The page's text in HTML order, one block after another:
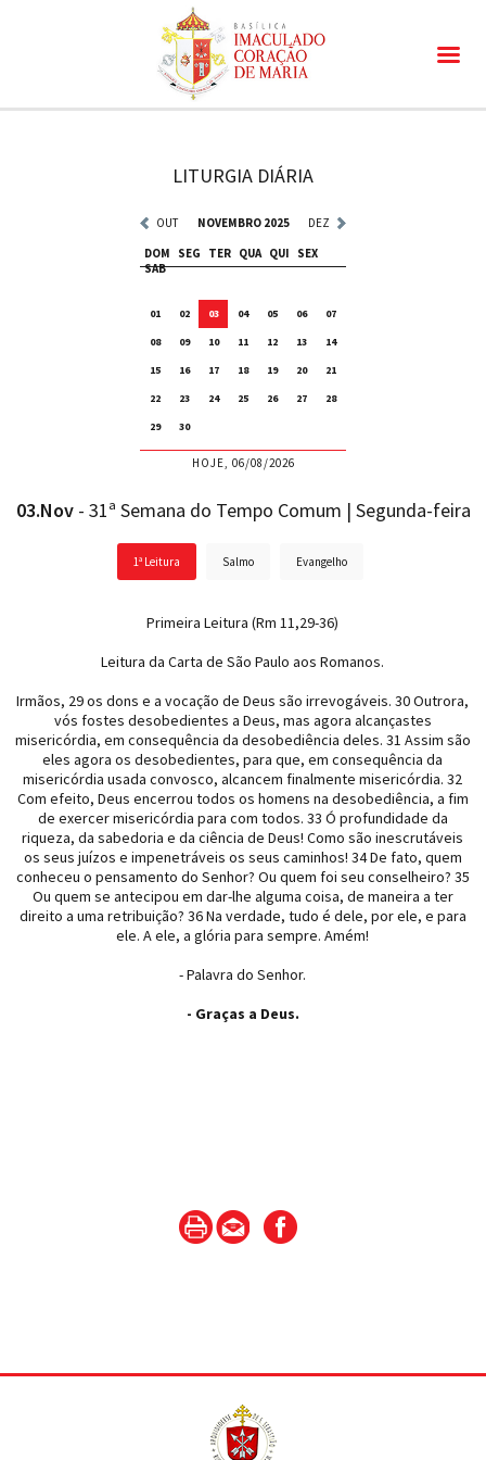
LITURGIA DIÁRIA
OUT NOVEMBRO 2025
DEZ
DOM
SEG TER QUA QUI
SEX
SAB
01 02 03 04 05 06
07
08
09 10 11 12 13
14
15
16 17 18 19 20
21
22
23 24 25 26 27
28
29
30
HOJE, 06/08/2026
03.Nov- 31ª Semana do Tempo Comum | Segunda-feira
1ª Leitura Salmo Evangelho
Primeira Leitura (Rm 11,29-36)
Leitura da Carta de São Paulo aos Romanos.
Irmãos, 29 os dons e a vocação de Deus são irrevogáveis. 30 Outrora,
vós fostes desobedientes a Deus, mas agora alcançastes
misericórdia, em consequência da desobediência deles. 31 Assim são
eles agora os desobedientes, para que, em consequência da
misericórdia usada convosco, alcancem finalmente misericórdia. 32
Com efeito, Deus encerrou todos os homens na desobediência, a fim
de exercer misericórdia para com todos. 33 Ó profundidade da
riqueza, da sabedoria e da ciência de Deus! Como são inescrutáveis
os seus juízos e impenetráveis os seus caminhos! 34 De fato, quem
conheceu o pensamento do Senhor? Ou quem foi seu conselheiro? 35
Ou quem se antecipou em dar-lhe alguma coisa, de maneira a ter
direito a uma retribuição? 36 Na verdade, tudo é dele, por ele, e para
ele. A ele, a glória para sempre. Amém!
- Palavra do Senhor.
- Graças a Deus.